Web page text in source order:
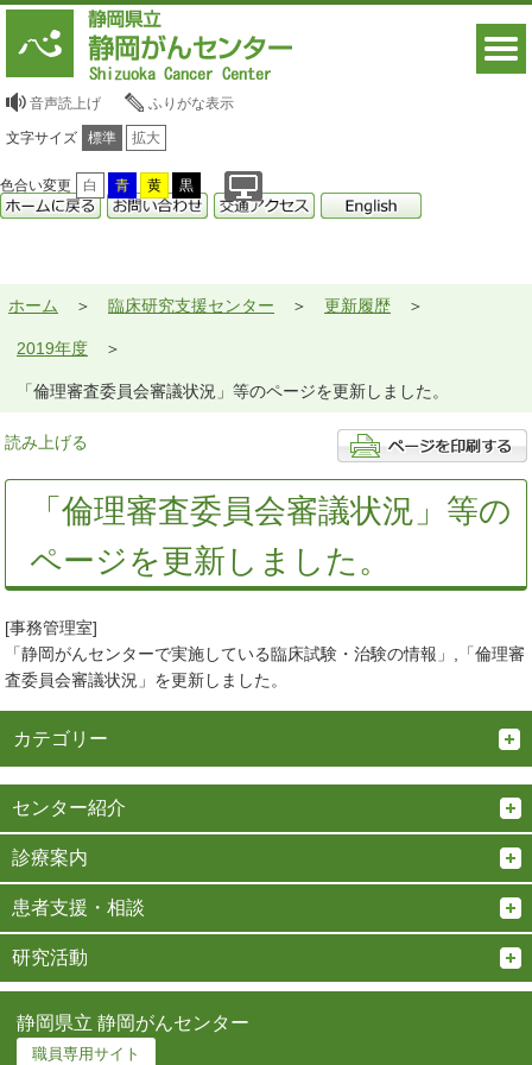
音声読上げ ふりがな表示
文字サイズ 標準 拡大
色合い変更 白 青 黄 黒
ホーム 臨床研究支援センター 更新履歴
2019年度
「倫理審査委員会審議状況」等のページを更新しました。
読み上げる
「倫理審査委員会審議状況」等の
ページを更新しました。
[事務管理室]
「静岡がんセンターで実施している臨床試験・治験の情報」,「倫理審
査委員会審議状況」を更新しました。
カテゴリー
センター紹介
診療案内
患者支援・相談
研究活動
静岡県立 静岡がんセンター
職員専用サイト